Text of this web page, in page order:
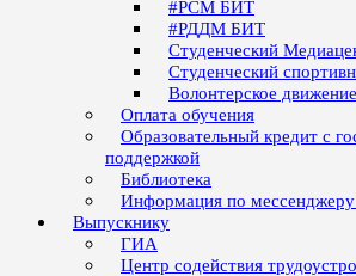
#РСМ БИТ
#РДДМ БИТ
Студенческий
Студенческий
Волонтерское движение
Оплата обучения
Образовательный кредит с
поддержкой
Библиотека
Информация по
Выпускнику
ГИА
Центр содействия